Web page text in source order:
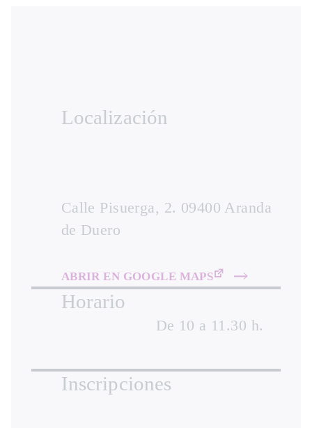
Localización
Calle Pisuerga, 2. 09400 Aranda
de Duero
ABRIR EN GOOGLE MAPS
Horario
De 10 a 11.30 h.
Inscripciones